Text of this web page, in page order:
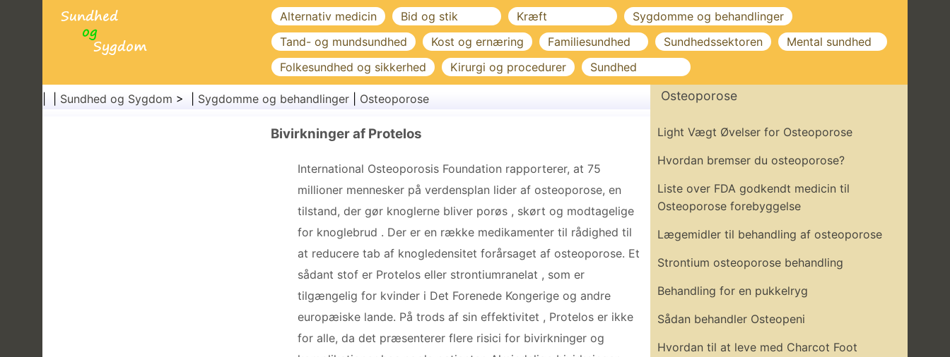
Alternativ medicin Bid og stik Kræft
Sygdomme og behandlinger
Tand- og mundsundhed
Kost og ernæring Familiesundhed Sundhedssektoren
Mental sundhed
Folkesundhed og sikkerhed
Kirurgi og procedurer Sundhed
Sundhed og Sygdom > | Sygdomme og behandlinger Osteoporose
Bivirkninger af Protelos
International Osteoporosis Foundation rapporterer, at 75
millioner mennesker på verdensplan lider af osteoporose, en
tilstand, der gør knoglerne bliver porøs , skørt og modtagelige
for knoglebrud . Der er en række medikamenter til rådighed til
at reducere tab af knogledensitet forårsaget af osteoporose. Et
sådant stof er Protelos eller strontiumranelat , som er
tilgængelig for kvinder i Det Forenede Kongerige og andre
europæiske lande. På trods af sin effektivitet , Protelos er ikke
for alle, da det præsenterer flere risici for bivirkninger og
Osteoporose
Light Vægt Øvelser for Osteoporose
Hvordan bremser du osteoporose?
Liste over FDA godkendt medicin til
Osteoporose forebyggelse
Lægemidler til behandling af osteoporose
Strontium osteoporose behandling
Behandling for en pukkelryg
Sådan behandler Osteopeni
Hvordan til at leve med Charcot Foot